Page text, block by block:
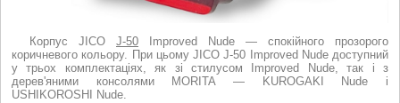
Корпус JICO J-50 Improved Nude — спокійного прозорого
коричневого кольору. При цьому JICO J-50 Improved Nude доступний
у трьох комплектаціях, як зі стилусом Improved Nude, так і з
дерев'яними консолями MORITA — KUROGAKI Nude і
USHIKOROSHI Nude.